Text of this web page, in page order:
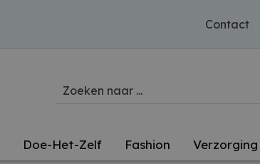
Contact
Doe-Het-Zelf Fashion Verzorging